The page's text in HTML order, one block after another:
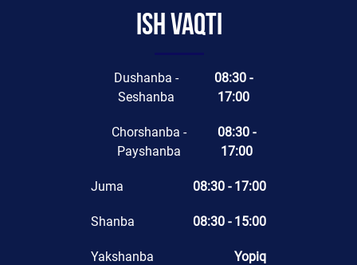
Ish vaqti
Dushanba -
Seshanba
08:30 -
17:00
Chorshanba -
Payshanba
08:30 -
17:00
Juma 08:30 - 17:00
Shanba 08:30 - 15:00
Yakshanba Yopiq